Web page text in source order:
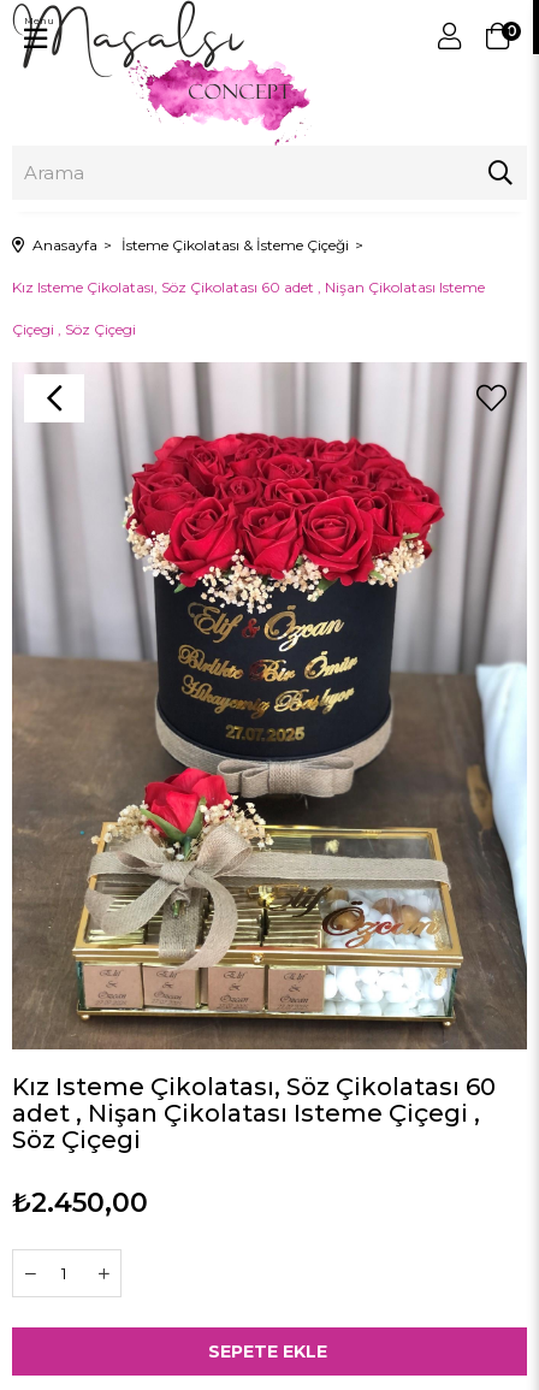
0
Menu
Anasayfa İsteme Çikolatası & İsteme Çiçeği
Kız Isteme Çikolatası, Söz Çikolatası 60 adet , Nişan Çikolatası Isteme
Çiçegi , Söz Çiçegi
Kız Isteme Çikolatası, Söz Çikolatası 60
adet , Nişan Çikolatası Isteme Çiçegi ,
Söz Çiçegi
₺2.450,00